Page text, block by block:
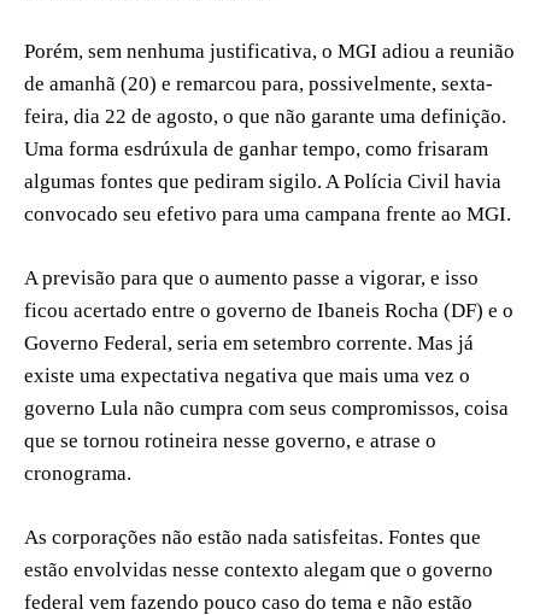
Porém, sem nenhuma justificativa, o MGI adiou a reunião
de amanhã (20) e remarcou para, possivelmente, sexta-
feira, dia 22 de agosto, o que não garante uma definição.
Uma forma esdrúxula de ganhar tempo, como frisaram
algumas fontes que pediram sigilo. A Polícia Civil havia
convocado seu efetivo para uma campana frente ao MGI.
A previsão para que o aumento passe a vigorar, e isso
ficou acertado entre o governo de Ibaneis Rocha (DF) e o
Governo Federal, seria em setembro corrente. Mas já
existe uma expectativa negativa que mais uma vez o
governo Lula não cumpra com seus compromissos, coisa
que se tornou rotineira nesse governo, e atrase o
cronograma.
As corporações não estão nada satisfeitas. Fontes que
estão envolvidas nesse contexto alegam que o governo
federal vem fazendo pouco caso do tema e não estão